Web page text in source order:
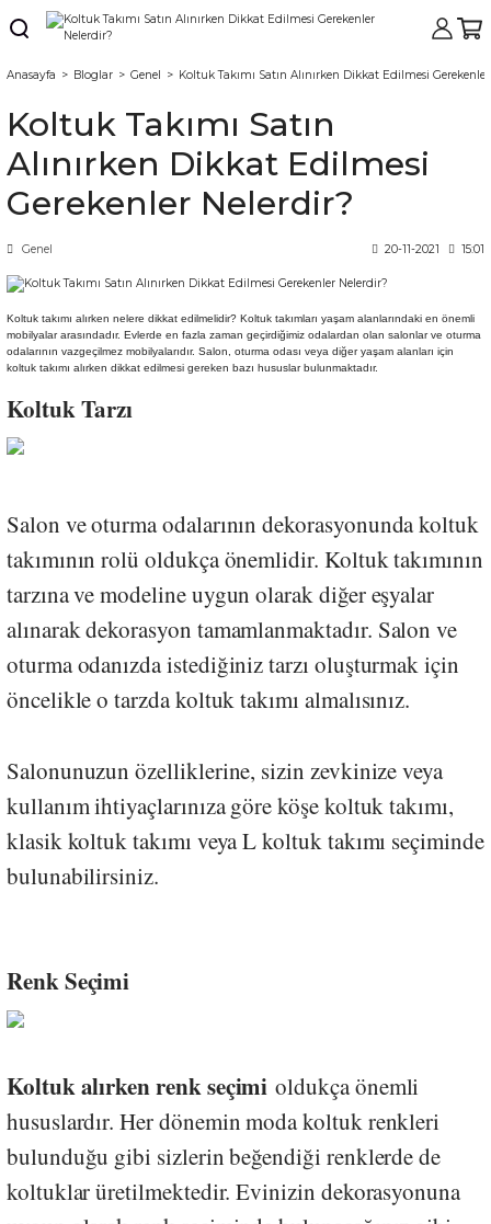
Anasayfa Bloglar Genel Koltuk Takımı Satın Alınırken Dikkat Edilmesi
Koltuk Takımı Satın
Alınırken Dikkat Edilmesi
Gerekenler Nelerdir?
Genel 20-11-2021 15:01
Koltuk takımı alırken nelere dikkat edilmelidir? Koltuk takımları yaşam alanlarındaki en önemli
mobilyalar arasındadır. Evlerde en fazla zaman geçirdiğimiz odalardan olan salonlar ve oturma
odalarının vazgeçilmez mobilyalarıdır. Salon, oturma odası veya diğer yaşam alanları için
koltuk takımı alırken dikkat edilmesi gereken bazı hususlar bulunmaktadır.
Koltuk Tarzı
Salon ve oturma odalarının dekorasyonunda koltuk
takımının rolü oldukça önemlidir. Koltuk takımının
tarzına ve modeline uygun olarak diğer eşyalar
alınarak dekorasyon tamamlanmaktadır. Salon ve
oturma odanızda istediğiniz tarzı oluşturmak için
öncelikle o tarzda koltuk takımı almalısınız.
Salonunuzun özelliklerine, sizin zevkinize veya
kullanım ihtiyaçlarınıza göre köşe koltuk takımı,
klasik koltuk takımı veya L koltuk takımı seçiminde
bulunabilirsiniz.
Renk Seçimi
Koltuk alırken renk seçimi oldukça önemli
hususlardır. Her dönemin moda koltuk renkleri
bulunduğu gibi sizlerin beğendiği renklerde de
koltuklar üretilmektedir. Evinizin dekorasyonuna